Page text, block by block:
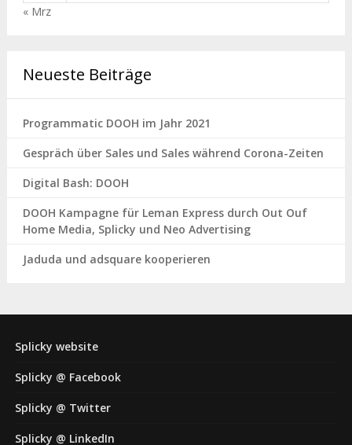
« Mrz
Neueste Beiträge
Programmatic DOOH im Jahr 2021
Gespräch über Sales und Sales während Corona-Zeiten
Digital Bash: DOOH
DOOH Kampagne für Leman Express durch Out Ouf
Home Media, Splicky und Neo Advertising
Jaduda und adsquare kooperieren
Splicky website
Splicky @ Facebook
Splicky @ Twitter
Splicky @ LinkedIn